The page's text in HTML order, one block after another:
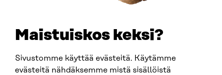
Maistuiskos keksi?
Sivustomme käyttää evästeitä. Käytämme
evästeitä nähdäksemme mistä sisällöistä
SITRA SOSIAALISESSA MEDIASSA